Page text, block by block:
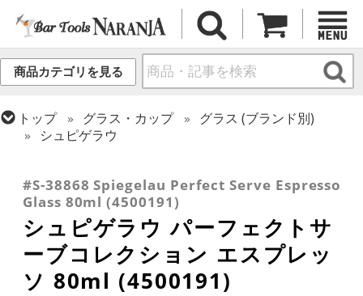
商品カテゴリを見る
トップ グラス・カップ
グラス (ブランド別)
シュピゲラウ
ショットグラス
#S-38868 Spiegelau Perfect Serve Espresso
Glass 80ml (4500191)
シュピゲラウ パーフェクトサ
ーブコレクション エスプレッ
ソ 80ml (4500191)